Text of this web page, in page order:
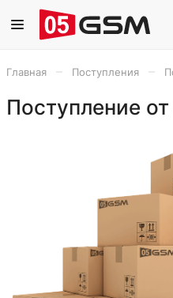
Главная Поступления
Поступление